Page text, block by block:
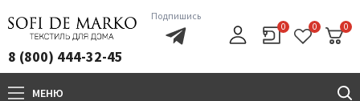
8 (800) 444-32-45
Подпишись
0 0 0
МЕНЮ